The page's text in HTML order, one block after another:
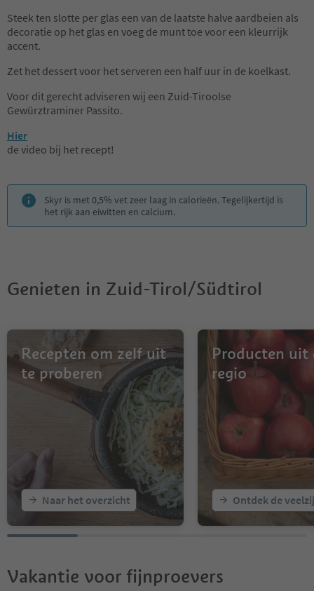
Steek ten slotte per glas een van de laatste halve aardbeien als
decoratie op het glas en voeg de munt toe voor een kleurrijk
accent.
Zet het dessert voor het serveren een half uur in de koelkast.
Voor dit gerecht adviseren wij een Zuid-Tiroolse
Gewürztraminer Passito.
Hier
de video bij het recept!
Skyr is met 0,5% vet zeer laag in calorieën. Tegelijkertijd is
het rijk aan eiwitten en calcium.
Genieten in Zuid-Tirol/Südtirol
Recepten om zelf uit
te proberen
Naar het overzicht
Producten uit
regio
Ontdek de
Vakantie voor fijnproevers